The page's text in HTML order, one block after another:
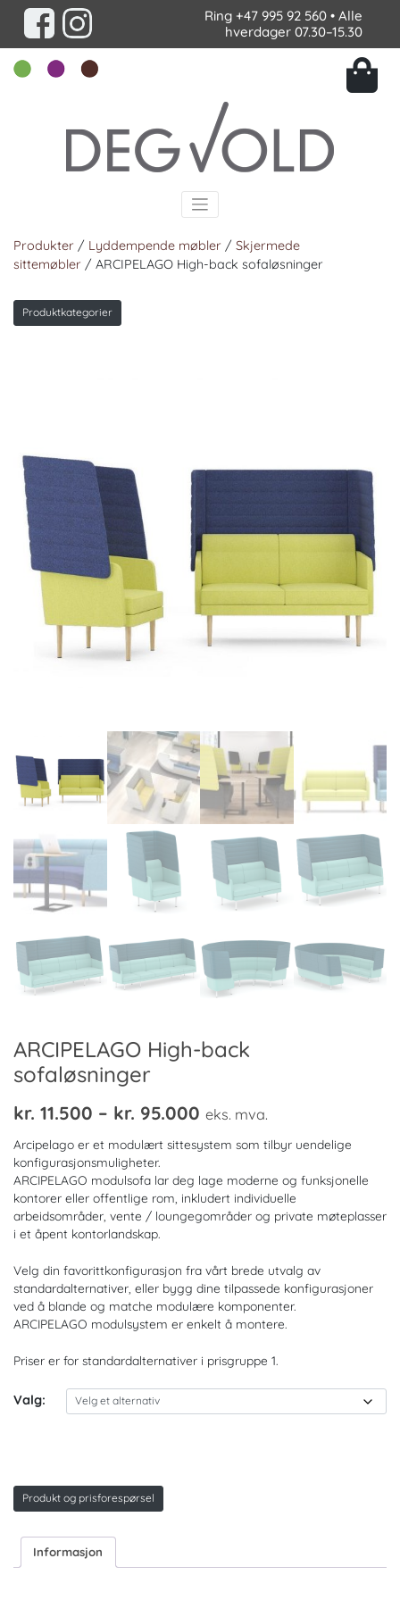
Ring +47 995 92 560 • Alle
hverdager 07.30–15.30
Produkter / Lyddempende møbler / Skjermede
sittemøbler / ARCIPELAGO High-back sofaløsninger
Produktkategorier
ARCIPELAGO High-back
sofaløsninger
kr. 11.500 – kr. 95.000 Prisområde:
kr. 11.500
kr. 95.000
eks. mva.
Arcipelago er et modulært sittesystem som tilbyr uendelige
konfigurasjonsmuligheter.
ARCIPELAGO modulsofa lar deg lage moderne og funksjonelle
kontorer eller offentlige rom, inkludert individuelle
arbeidsområder, vente / loungegområder og private møteplasser
i et åpent kontorlandskap.
Velg din favorittkonfigurasjon fra vårt brede utvalg av
standardalternativer, eller bygg dine tilpassede konfigurasjoner
ved å blande og matche modulære komponenter.
ARCIPELAGO modulsystem er enkelt å montere.
Priser er for standardalternativer i prisgruppe 1.
Valg:
Produkt og prisforespørsel
Informasjon